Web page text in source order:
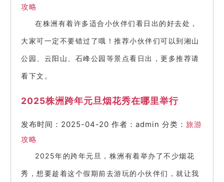
攻略
在株洲有着许多适合小伙伴们看日出的好去处，
大家可一定不要错过了哦！推荐小伙伴们可以到湘山
公园、云阳山、石峰公园等景点看日出，更多推荐请
看下文。
2025株洲跨年元旦烟花秀在哪里举行
发布时间：2025-04-20 作者：admin 分类： 旅游
攻略
2025年的跨年元旦，株洲有着举办了不少烟花
秀，想要趁着这个假期前去游玩的小伙伴们，就让我